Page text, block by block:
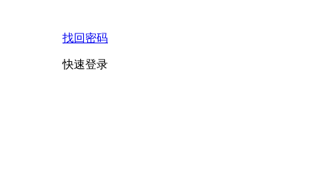
找回密码
快速登录